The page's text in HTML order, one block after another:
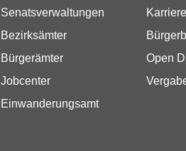
Senatsverwaltungen
Bezirksämter
Bürgerämter
Jobcenter
Einwanderungsamt
Open